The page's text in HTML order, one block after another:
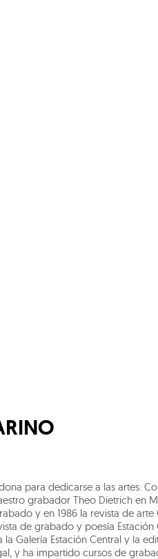
para dedicarse a las artes.
grabador Theo Dietrich en
y en 1986 la revista de arte
de grabado y poesía
la Galería Estación Central y la
y ha impartido cursos de